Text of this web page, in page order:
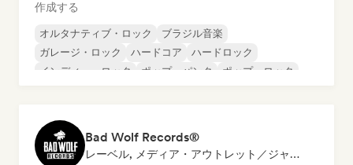
作成する
オルタナティブ・ロック
ブラジル音楽
ガレージ・ロック
ハードコア
ハードロック
インディー・ロック
ポップ・パンク ポップ・ロック
Bad Wolf Records®
レーベル, メディア・アウトレット／ジャーナリスト, サウンドエキスパート